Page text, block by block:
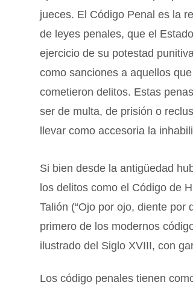
jueces. El Código Penal es la
de leyes penales, que el
ejercicio de su potestad
como sanciones a aquellos que
cometieron delitos. Estas
ser de multa, de prisión o
llevar como accesoria la
Si bien desde la antigüedad
los delitos como el Código de
Talión (“Ojo por ojo, diente por
primero de los modernos
ilustrado del Siglo XVIII, con
Los código penales tienen